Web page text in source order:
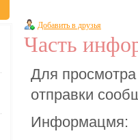
Добавить в друзья
Часть
Для
отправки
Информацмя: